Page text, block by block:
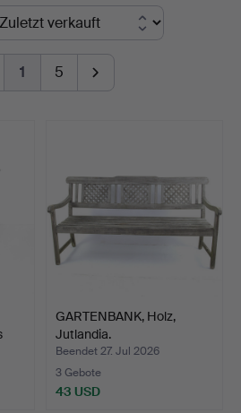
1 5
GARTENBANK, Holz,
Jutlandia.
Beendet 27. Jul 2026
3 Gebote
43 USD